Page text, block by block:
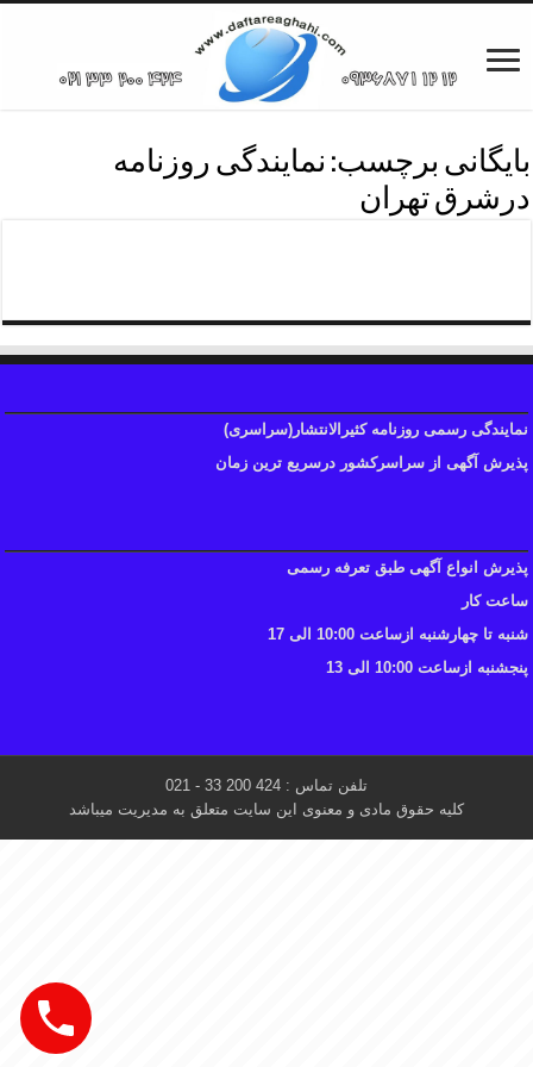
بایگانی برچسب: نمایندگی روزنامه
درشرق تهران
نمایندگی رسمی روزنامه کثیرالانتشار(سراسری)
پذیرش آگهی از سراسرکشور درسریع ترین زمان
پذیرش انواع آگهی طبق تعرفه رسمی
ساعت کار
شنبه تا چهارشنبه ازساعت 10:00 الی 17
پنجشنبه ازساعت 10:00 الی 13
تلفن تماس : 424 200 33 - 021
کلیه حقوق مادی و معنوی این سایت متعلق به مدیریت میباشد